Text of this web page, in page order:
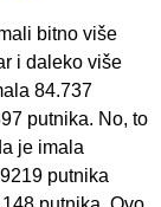
bitno više
i daleko više
84.737
putnika. No, to
je imala
putnika